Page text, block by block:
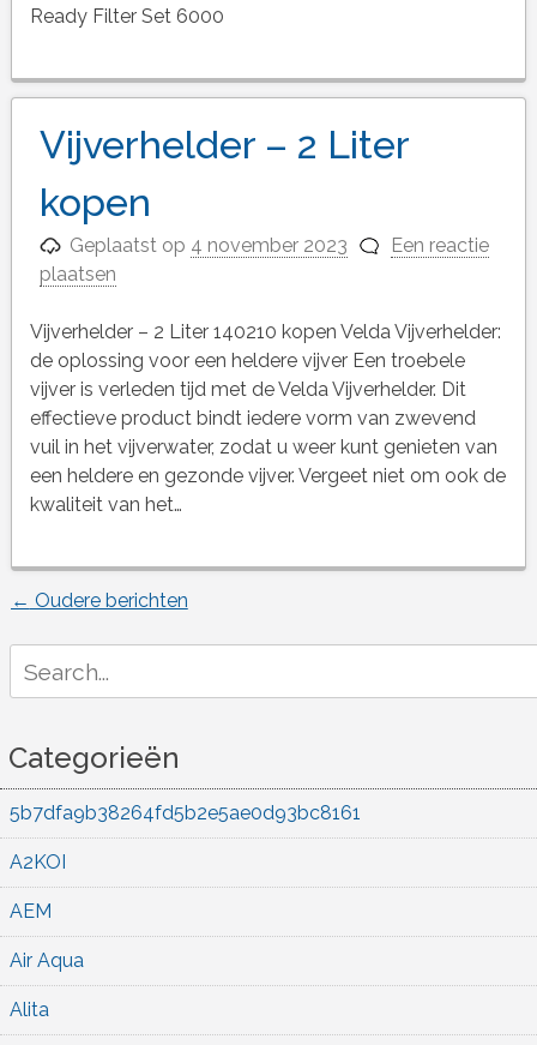
Ready Filter Set 6000
Vijverhelder – 2 Liter
kopen
Geplaatst op 4 november 2023
Een reactie
plaatsen
Vijverhelder – 2 Liter 140210 kopen Velda Vijverhelder:
de oplossing voor een heldere vijver Een troebele
vijver is verleden tijd met de Velda Vijverhelder. Dit
effectieve product bindt iedere vorm van zwevend
vuil in het vijverwater, zodat u weer kunt genieten van
een heldere en gezonde vijver. Vergeet niet om ook de
kwaliteit van het…
Berichtnavigatie
← Oudere berichten
for:
Categorieën
5b7dfa9b38264fd5b2e5ae0d93bc8161
A2KOI
AEM
Air Aqua
Alita